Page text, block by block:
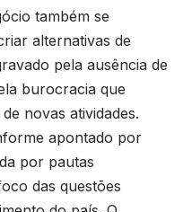
também se
alternativas de
pela ausência de
burocracia que
novas atividades.
apontado por
por pautas
das questões